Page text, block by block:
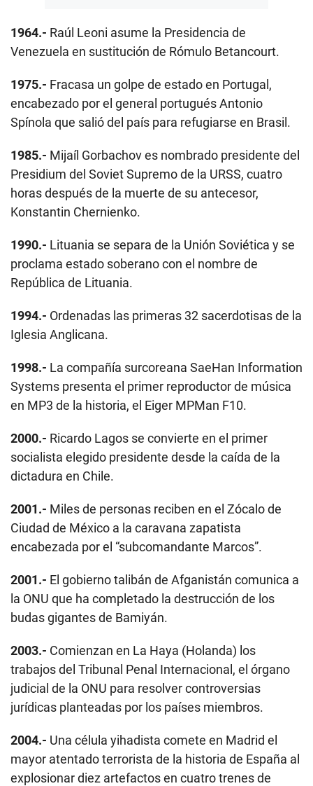
1964.- Raúl Leoni asume la Presidencia de
Venezuela en sustitución de Rómulo Betancourt.
1975.- Fracasa un golpe de estado en Portugal,
encabezado por el general portugués Antonio
Spínola que salió del país para refugiarse en Brasil.
1985.- Mijaíl Gorbachov es nombrado presidente del
Presidium del Soviet Supremo de la URSS, cuatro
horas después de la muerte de su antecesor,
Konstantin Chernienko.
1990.- Lituania se separa de la Unión Soviética y se
proclama estado soberano con el nombre de
República de Lituania.
1994.- Ordenadas las primeras 32 sacerdotisas de la
Iglesia Anglicana.
1998.- La compañía surcoreana SaeHan Information
Systems presenta el primer reproductor de música
en MP3 de la historia, el Eiger MPMan F10.
2000.- Ricardo Lagos se convierte en el primer
socialista elegido presidente desde la caída de la
dictadura en Chile.
2001.- Miles de personas reciben en el Zócalo de
Ciudad de México a la caravana zapatista
encabezada por el “subcomandante Marcos”.
2001.- El gobierno talibán de Afganistán comunica a
la ONU que ha completado la destrucción de los
budas gigantes de Bamiyán.
2003.- Comienzan en La Haya (Holanda) los
trabajos del Tribunal Penal Internacional, el órgano
judicial de la ONU para resolver controversias
jurídicas planteadas por los países miembros.
2004.- Una célula yihadista comete en Madrid el
mayor atentado terrorista de la historia de España al
explosionar diez artefactos en cuatro trenes de